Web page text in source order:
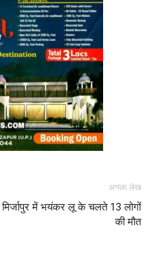
अगला लेख
मिर्जापुर में भयंकर लू के चलते 13 लोगों
की मौत